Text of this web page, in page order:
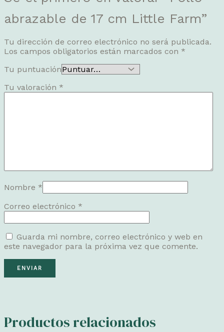
abrazable de 17 cm Little Farm”
Tu dirección de correo electrónico no será publicada.
Los campos obligatorios están marcados con *
Tu puntuación
Tu valoración *
Nombre *
Correo electrónico *
Guarda mi nombre, correo electrónico y web en
este navegador para la próxima vez que comente.
Productos relacionados